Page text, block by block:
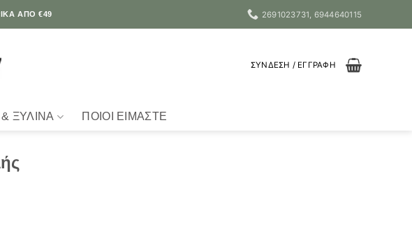
ΑΠΟ €49 2691023731, 6944640115
ΣΎΝΔΕΣΗ / ΕΓΓΡΑΦΉ
ΞΎΛΙΝΑ ΠΟΙΟΙ ΕΊΜΑΣΤΕ